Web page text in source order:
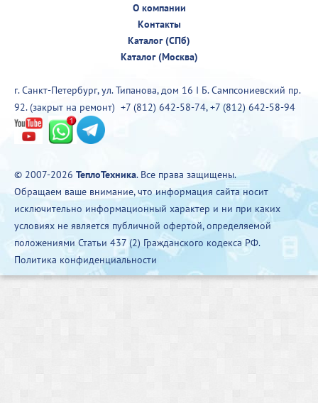
О компании
Контакты
Каталог (СПб)
Каталог (Москва)
г. Санкт-Петербург, ул. Типанова, дом 16 I Б. Сампсониевский пр.
92. (закрыт на ремонт) +7 (812) 642-58-74,+7 (812) 642-58-94
© 2007-2026 ТеплоТехника. Все права защищены.
Обращаем ваше внимание, что информация сайта носит
исключительно информационный характер и ни при каких
условиях не является публичной офертой, определяемой
положениями Статьи 437 (2) Гражданского кодекса РФ.
Политика конфиденциальности